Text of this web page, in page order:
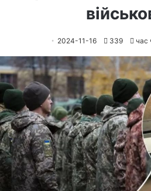
2024-11-16 339 час